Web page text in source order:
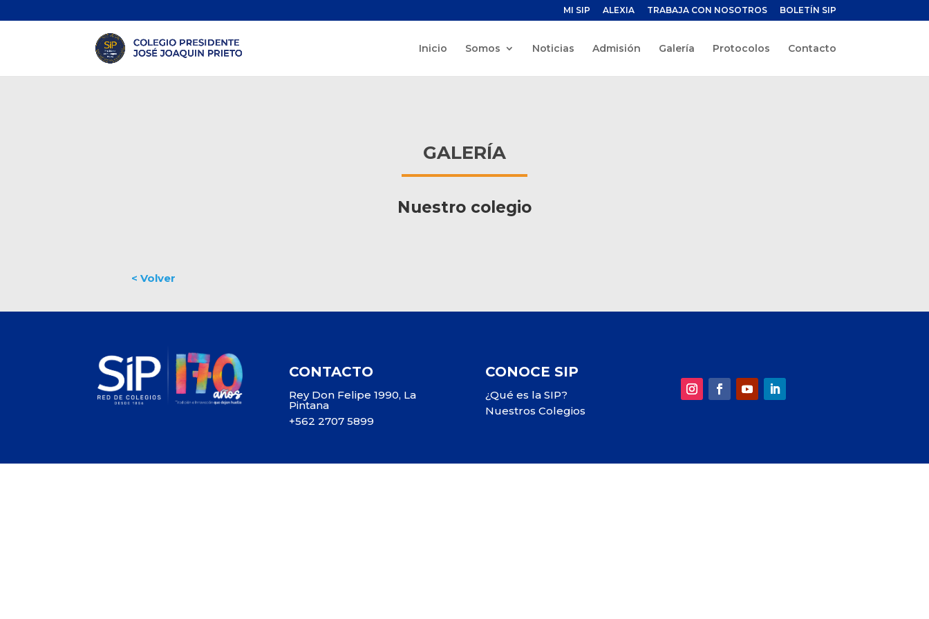
MI SIP ALEXIA TRABAJA CON NOSOTROS BOLETÍN SIP
Inicio Somos Noticias Admisión Galería Protocolos Contacto
GALERÍA
Nuestro colegio
CONTACTO
Rey Don Felipe 1990, La
Pintana
+562 2707 5899
CONOCE SIP
¿Qué es la SIP?
Nuestros Colegios